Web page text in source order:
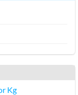
Kg